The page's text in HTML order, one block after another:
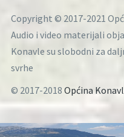
Copyright © 2017-2021
Audio i video materijali
Konavle su slobodni za
svrhe
© 2017-2018 Općina